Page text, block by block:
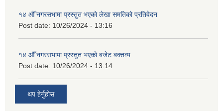
१४ औँ नगरसभामा प्रस्तुत भएको लेखा समतिको प्रतिवेदन
Post date: 10/26/2024 - 13:16
१४ औँ नगरसभामा प्रस्तुत भएको बजेट बक्तव्य
Post date: 10/26/2024 - 13:14
थप हेर्नुहोस